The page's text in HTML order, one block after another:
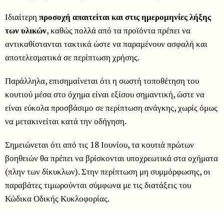
Ιδιαίτερη προσοχή απαιτείται και στις ημερομηνίες λήξης
των υλικών, καθώς πολλά από τα προϊόντα πρέπει να
αντικαθίστανται τακτικά ώστε να παραμένουν ασφαλή και
αποτελεσματικά σε περίπτωση χρήσης.
Παράλληλα, επισημαίνεται ότι η σωστή τοποθέτηση του
κουτιού μέσα στο όχημα είναι εξίσου σημαντική, ώστε να
είναι εύκολα προσβάσιμο σε περίπτωση ανάγκης, χωρίς όμως
να μετακινείται κατά την οδήγηση.
Σημειώνεται ότι από τις 18 Ιουνίου, τα κουτιά πρώτων
βοηθειών θα πρέπει να βρίσκονται υποχρεωτικά στα οχήματα
(πλην των δίκυκλων). Στην περίπτωση μη συμμόρφωσης, οι
παραβάτες τιμωρούνται σύμφωνα με τις διατάξεις του
Κώδικα Οδικής Κυκλοφορίας.